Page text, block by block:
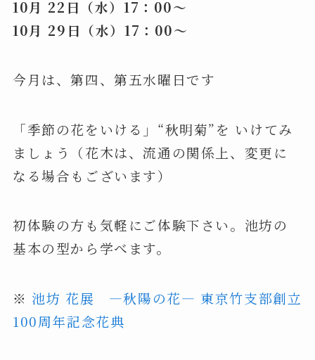
10月 22日（水）17：00～
10月 29日（水）17：00～
今月は、第四、第五水曜日です
「季節の花をいける」“秋明菊”を いけてみ
ましょう（花木は、流通の関係上、変更に
なる場合もございます）
初体験の方も気軽にご体験下さい。池坊の
基本の型から学べます。
※ 池坊 花展 ―秋陽の花― 東京竹支部創立
100周年記念花典